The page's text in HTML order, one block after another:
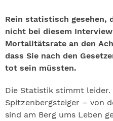
Rein statistisch gesehen,
nicht bei diesem
Mortalitätsrate an den
dass Sie nach den
tot sein müssten.
Die Statistik stimmt
Spitzenbergsteiger – von
sind am Berg ums Leben